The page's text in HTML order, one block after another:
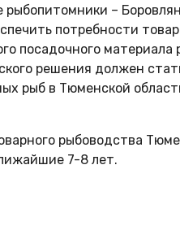
рыбопитомники –
потребности
посадочного
решения должен
рыб в Тюменской
рыбоводства
7-8 лет.